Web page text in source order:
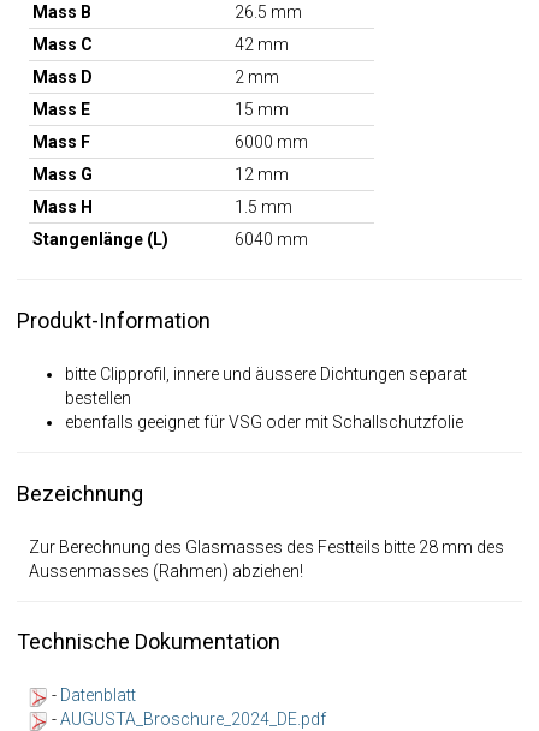
Mass B
26.5 mm
Mass C
42 mm
Mass D
2 mm
Mass E
15 mm
Mass F
6000 mm
Mass G
12 mm
Mass H
1.5 mm
Stangenlänge (L)
6040 mm
Produkt-Information
bitte Clipprofil, innere und äussere Dichtungen separat
bestellen
ebenfalls geeignet für VSG oder mit Schallschutzfolie
Bezeichnung
Zur Berechnung des Glasmasses des Festteils bitte 28 mm des
Aussenmasses (Rahmen) abziehen!
Technische Dokumentation
- Datenblatt
-AUGUSTA_Broschure_2024_DE.pdf